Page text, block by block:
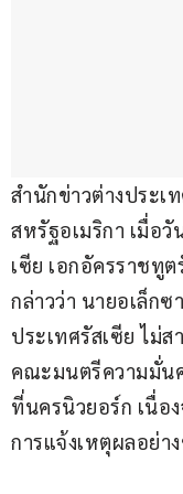
สำนักข่าวต่างประเ
สหรัฐอเมริกา เมื่อ
เซีย เอกอัครราชทู
กล่าวว่า นายอเล็ก
ประเทศรัสเซีย ไม่ส
คณะมนตรีความมั่น
ที่นครนิวยอร์ก เนื่อ
การแจ้งเหตุผลอย่า